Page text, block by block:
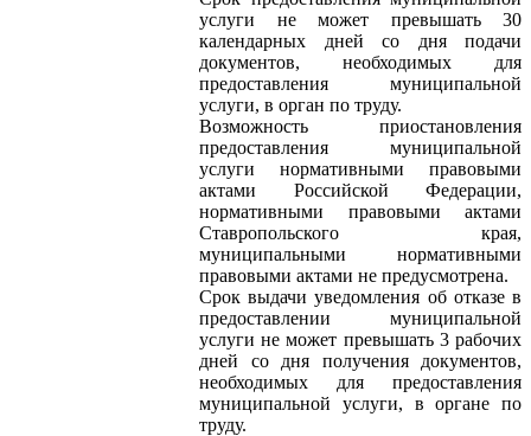
услуги не может превышать 30
календарных дней со дня подачи
документов, необходимых для
предоставления муниципальной
услуги, в орган по труду.
Возможность приостановления
предоставления муниципальной
услуги нормативными правовыми
актами Российской Федерации,
нормативными правовыми актами
Ставропольского края,
муниципальными нормативными
правовыми актами не предусмотрена.
Срок выдачи уведомления об отказе в
предоставлении муниципальной
услуги не может превышать 3 рабочих
дней со дня получения документов,
необходимых для предоставления
муниципальной услуги, в органе по
труду.